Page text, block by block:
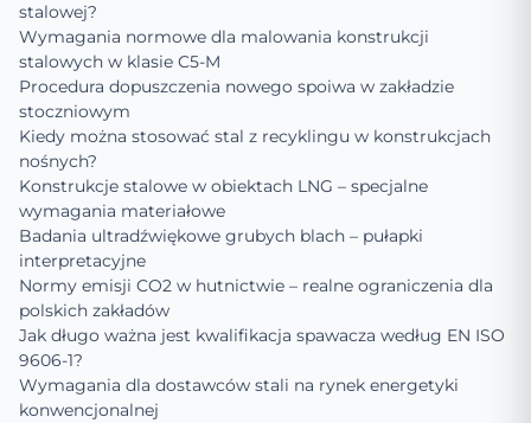
stalowej?
Wymagania normowe dla malowania konstrukcji
stalowych w klasie C5-M
Procedura dopuszczenia nowego spoiwa w zakładzie
stoczniowym
Kiedy można stosować stal z recyklingu w konstrukcjach
nośnych?
Konstrukcje stalowe w obiektach LNG – specjalne
wymagania materiałowe
Badania ultradźwiękowe grubych blach – pułapki
interpretacyjne
Normy emisji CO2 w hutnictwie – realne ograniczenia dla
polskich zakładów
Jak długo ważna jest kwalifikacja spawacza według EN ISO
9606-1?
Wymagania dla dostawców stali na rynek energetyki
konwencjonalnej